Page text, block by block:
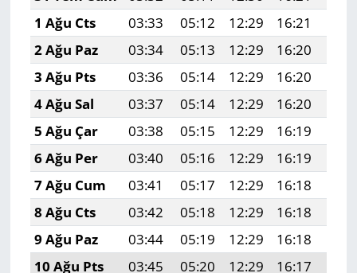
1 Ağu Cts
03:33 05:12 12:29 16:21
2 Ağu Paz
03:34 05:13 12:29 16:20
3 Ağu Pts
03:36 05:14 12:29 16:20
4 Ağu Sal
03:37 05:14 12:29 16:20
5 Ağu Çar
03:38 05:15 12:29 16:19
6 Ağu Per
03:40 05:16 12:29 16:19
7 Ağu Cum
03:41 05:17 12:29 16:18
8 Ağu Cts
03:42 05:18 12:29 16:18
9 Ağu Paz
03:44 05:19 12:29 16:18
10 Ağu Pts
03:45 05:20 12:29 16:17